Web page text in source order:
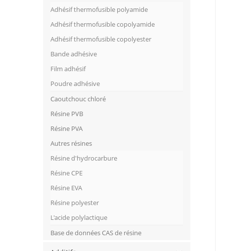
Adhésif thermofusible polyamide
Adhésif thermofusible copolyamide
Adhésif thermofusible copolyester
Bande adhésive
Film adhésif
Poudre adhésive
Caoutchouc chloré
Résine PVB
Résine PVA
Autres résines
Résine d'hydrocarbure
Résine CPE
Résine EVA
Résine polyester
L'acide polylactique
Base de données CAS de résine